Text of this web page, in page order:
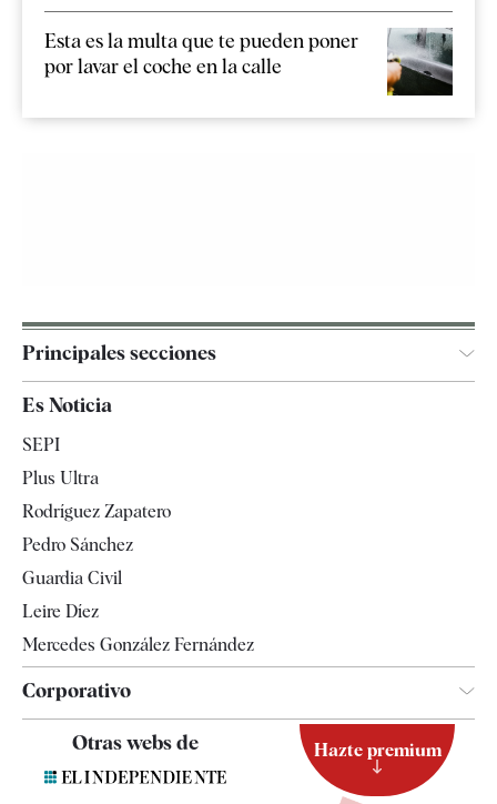
Esta es la multa que te pueden poner
por lavar el coche en la calle
Principales secciones
España
Televisión
Es Noticia
SEPI
Plus Ultra
Rodríguez Zapatero
Pedro Sánchez
Guardia Civil
Leire Díez
Mercedes González Fernández
Corporativo
Contacto
Otras webs de Hazte premium